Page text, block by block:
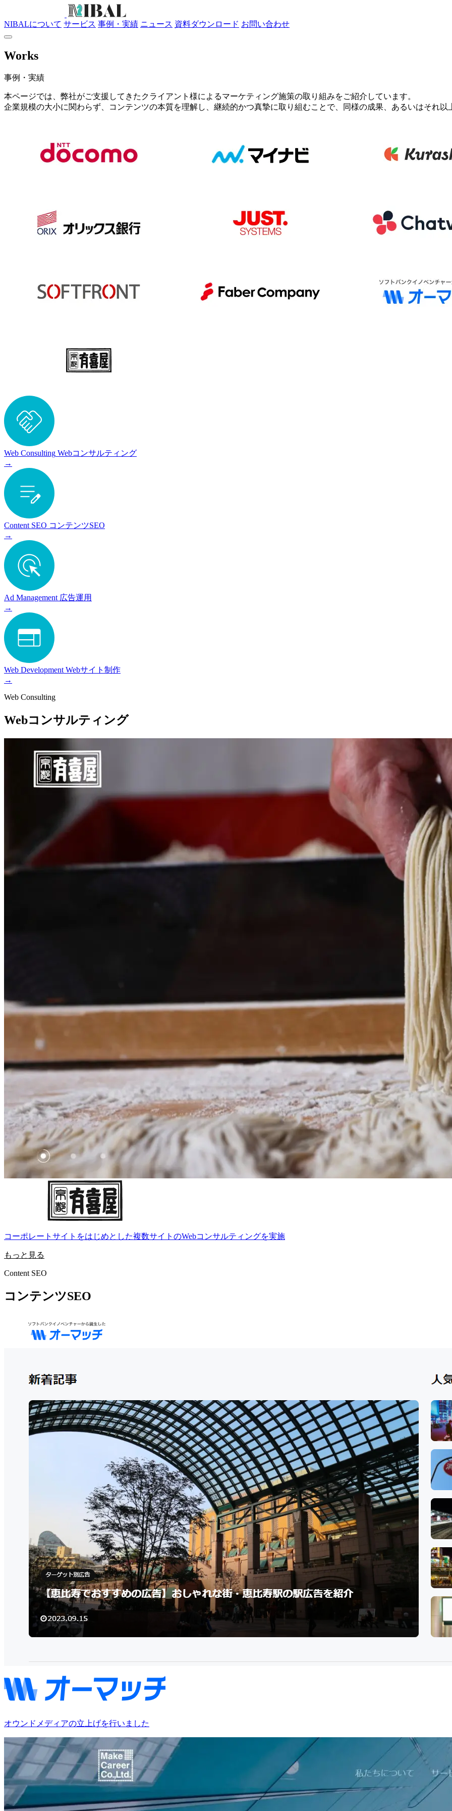
NIBALについて サービス 事例・実績 ニュース 資料ダウンロード お問い合わせ
Works
事例・実績
本ページでは、弊社がご支援してきたクライアント様によるマーケティング施策の取り組みをご紹介しています。
企業規模の大小に関わらず、コンテンツの本質を理解し、継続的かつ真摯に取り組むことで、同様の成果、あるいはそれ
Web Consulting Webコンサルティング
→
Content SEO コンテンツSEO
→
Ad Management 広告運用
→
Web Development Webサイト制作
→
Web Consulting
Webコンサルティング
コーポレートサイトをはじめとした複数サイトのWebコンサルティングを実施
もっと見る
Content SEO
コンテンツSEO
オウンドメディアの立上げを行いました